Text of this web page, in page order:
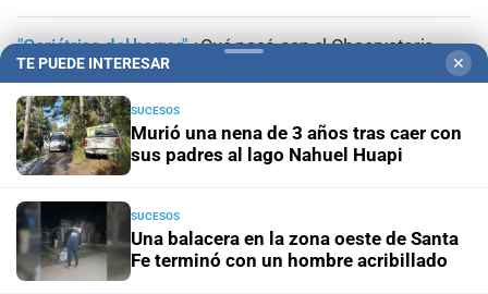
"Geriátrico del horror"¿Qué pasó con el Observatorio
municipal de asilos de ancianos en la ciudad de Santa
Fe?
Ante el fenómeno de El NiñoEl mapa que protege a
Santa Fe del agua: dónde están los 54 puntos de
ClimaQué dice el pronóstico de este sábado en la ciudad
de Santa Fe
TE PUEDE INTERESAR ✕
SUCESOS
Murió una nena de 3 años tras caer con
sus padres al lago Nahuel Huapi
SUCESOS
Una balacera en la zona oeste de Santa
Fe terminó con un hombre acribillado